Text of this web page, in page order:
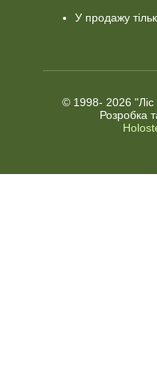
У продажу
© 1998- 2026 "Ліс
Розробка